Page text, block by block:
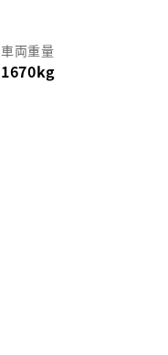
車両重量
1670kg